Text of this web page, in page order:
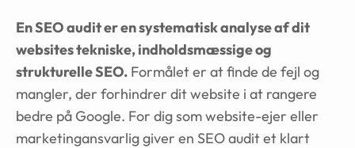
En SEO audit er en systematisk analyse af dit
websites tekniske, indholdsmæssige og
strukturelle SEO. Formålet er at finde de fejl og
mangler, der forhindrer dit website i at rangere
bedre på Google. For dig som website-ejer eller
marketingansvarlig giver en SEO audit et klart